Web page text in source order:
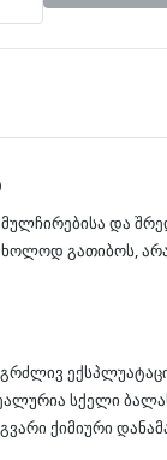
და
გათიბოს,
სქელი
ქიმიური